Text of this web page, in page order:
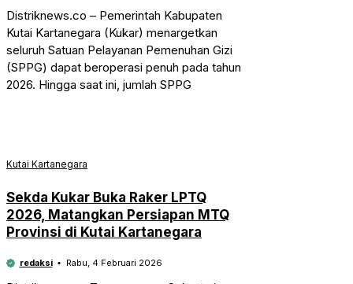
Distriknews.co – Pemerintah Kabupaten
Kutai Kartanegara (Kukar) menargetkan
seluruh Satuan Pelayanan Pemenuhan Gizi
(SPPG) dapat beroperasi penuh pada tahun
2026. Hingga saat ini, jumlah SPPG
Kutai Kartanegara
Sekda Kukar Buka Raker LPTQ
2026, Matangkan Persiapan MTQ
Provinsi di Kutai Kartanegara
redaksi Rabu, 4 Februari 2026